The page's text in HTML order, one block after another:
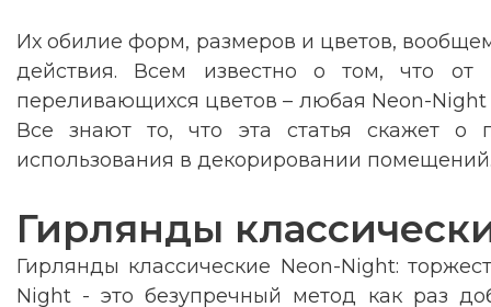
Их обилие форм, размеров и цветов,
действия. Всем известно о том, что от
переливающихся цветов – любая Neon-
Все знают то, что эта статья скажет о
использования в декорировании помещений.
Гирлянды
Гирлянды классические Neon-Night:
Night - это безупречный метод как раз